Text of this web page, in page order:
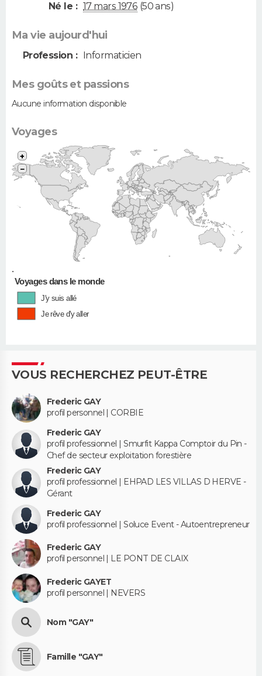
Né le : 17 mars 1976 (50 ans)
Ma vie aujourd'hui
Profession : Informaticien
Mes goûts et passions
Aucune information disponible
Voyages
•
+
−
Voyages dans le monde
J'y suis allé
Je rêve d'y aller
VOUS RECHERCHEZ PEUT-ÊTRE
Frederic GAY
profil personnel | CORBIE
Frederic GAY
profil professionnel | Smurfit Kappa Comptoir du Pin -
Chef de secteur exploitation forestière
Frederic GAY
profil professionnel | EHPAD LES VILLAS D HERVE -
Gérant
Frederic GAY
profil professionnel | Soluce Event - Autoentrepreneur
Frederic GAY
profil personnel | LE PONT DE CLAIX
Frederic GAYET
profil personnel | NEVERS
Nom "GAY"
Famille "GAY"